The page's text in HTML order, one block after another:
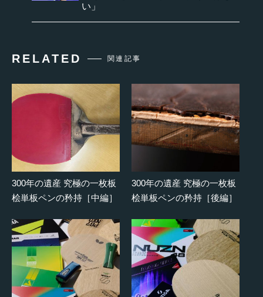
い」
RELATED 関連記事
300年の遺産 究極の一枚板
桧単板ペンの矜持［中編］
300年の遺産 究極の一枚板
桧単板ペンの矜持［後編］